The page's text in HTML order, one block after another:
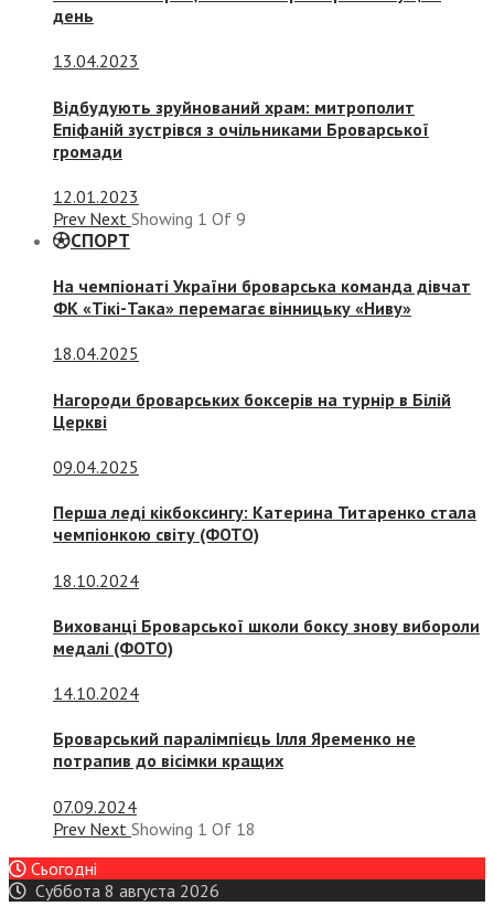
день
13.04.2023
Відбудують зруйнований храм: митрополит
Епіфаній зустрівся з очільниками Броварської
громади
12.01.2023
Prev Next Showing 1 Of 9
СПОРТ
На чемпіонаті України броварська команда дівчат
ФК «Тікі-Така» перемагає вінницьку «Ниву»
18.04.2025
Нагороди броварських боксерів на турнір в Білій
Церкві
09.04.2025
Перша леді кікбоксингу: Катерина Титаренко стала
чемпіонкою світу (ФОТО)
18.10.2024
Вихованці Броварської школи боксу знову вибороли
медалі (ФОТО)
14.10.2024
Броварський паралімпієць Ілля Яременко не
потрапив до вісімки кращих
07.09.2024
Prev Next Showing 1 Of 18
Сьогодні
Суббота 8 августа 2026